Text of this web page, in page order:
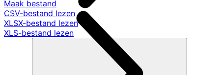
Maak bestand
CSV-bestand lezen
XLSX-bestand lezen
XLS-bestand lezen